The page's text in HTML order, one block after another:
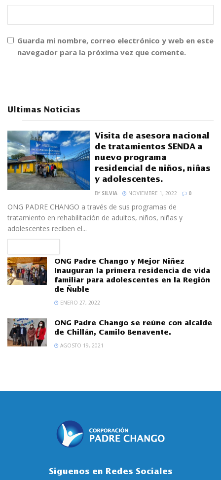
Guarda mi nombre, correo electrónico y web en este
navegador para la próxima vez que comente.
Ultimas Noticias
Visita de asesora nacional
de tratamientos SENDA a
nuevo programa
residencial de niños, niñas
y adolescentes.
BY SILVIA NOVIEMBRE 1, 2022 0
ONG PADRE CHANGO a través de sus programas de
tratamiento en rehabilitación de adultos, niños, niñas y
adolescentes reciben el...
ONG Padre Chango y Mejor Niñez
Inauguran la primera residencia de vida
familiar para adolescentes en la Región
de Ñuble
ENERO 27, 2022
ONG Padre Chango se reúne con alcalde
de Chillán, Camilo Benavente.
AGOSTO 19, 2021
Siguenos en Redes Sociales